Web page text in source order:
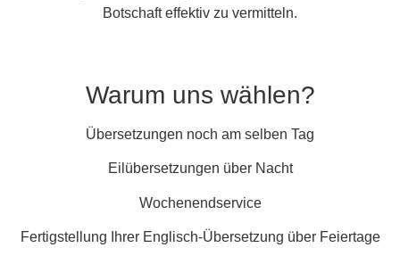
Botschaft effektiv zu vermitteln.
Warum uns wählen?
Übersetzungen noch am selben Tag
Eilübersetzungen über Nacht
Wochenendservice
Fertigstellung Ihrer Englisch-Übersetzung über Feiertage